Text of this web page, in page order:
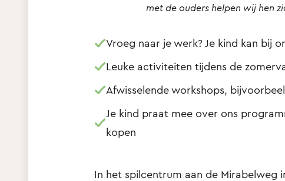
met de ouders helpen wij hen
Vroeg naar je werk? Je kind kan bij
Leuke activiteiten tijdens de
Afwisselende workshops,
Je kind praat mee over ons
kopen
In het spilcentrum aan de Mirabelweg